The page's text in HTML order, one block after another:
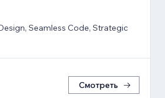
Seamless Code, Strategic
Смотреть